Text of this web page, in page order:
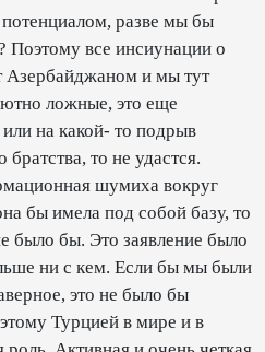
разве мы бы
Поэтому все инсиунации о
Азербайджаном и мы тут
ложные, это еще
на какой- то подрыв
то не удастся.
шумиха вокруг
бы имела под собой базу, то
было бы. Это заявление было
ни с кем. Если бы мы были
это не было бы
Турцией в мире и в